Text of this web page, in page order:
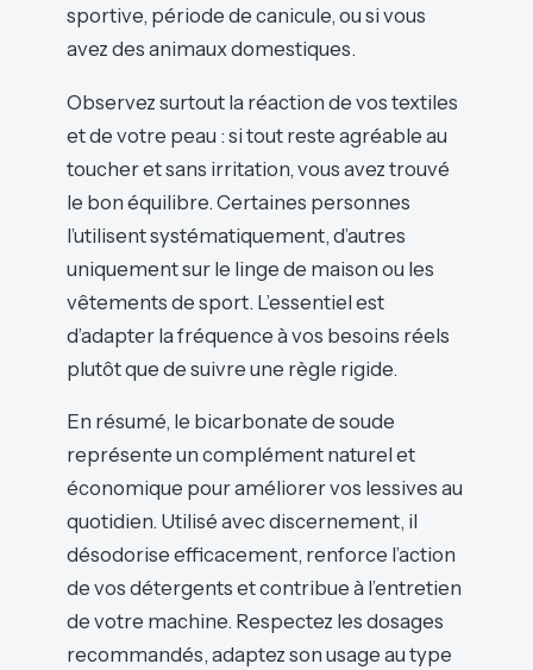
sportive, période de canicule, ou si vous
avez des animaux domestiques.
Observez surtout la réaction de vos textiles
et de votre peau : si tout reste agréable au
toucher et sans irritation, vous avez trouvé
le bon équilibre. Certaines personnes
l’utilisent systématiquement, d’autres
uniquement sur le linge de maison ou les
vêtements de sport. L’essentiel est
d’adapter la fréquence à vos besoins réels
plutôt que de suivre une règle rigide.
En résumé, le bicarbonate de soude
représente un complément naturel et
économique pour améliorer vos lessives au
quotidien. Utilisé avec discernement, il
désodorise efficacement, renforce l’action
de vos détergents et contribue à l’entretien
de votre machine. Respectez les dosages
recommandés, adaptez son usage au type